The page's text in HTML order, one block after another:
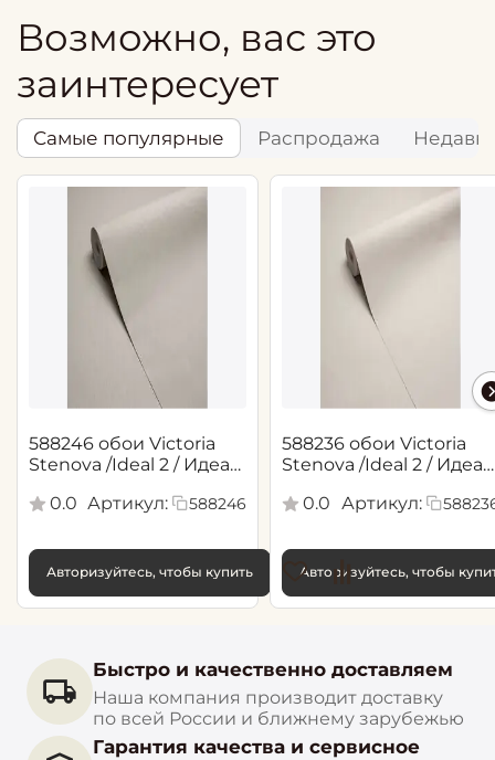
Возможно, вас это
заинтересует
Самые популярные Распродажа
588246 обои Victoria
Stenova /Ideal 2 / Идеал
0.0 Артикул: 588246
Авторизуйтесь, чтобы купить
588236 обои Victoria
Stenova /Ideal 2 / Идеал
0.0
Артикул:
Авторизуйтесь, чтобы
Быстро и качественно доставляем
Наша компания производит доставку
по всей России и ближнему зарубежью
Гарантия качества и сервисное